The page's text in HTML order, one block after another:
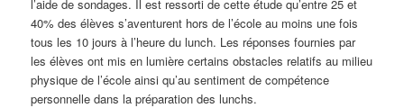
l’aide de sondages. Il est ressorti de cette étude qu’entre 25 et
40% des élèves s’aventurent hors de l’école au moins une fois
tous les 10 jours à l’heure du lunch. Les réponses fournies par
les élèves ont mis en lumière certains obstacles relatifs au milieu
physique de l’école ainsi qu’au sentiment de compétence
personnelle dans la préparation des lunchs.